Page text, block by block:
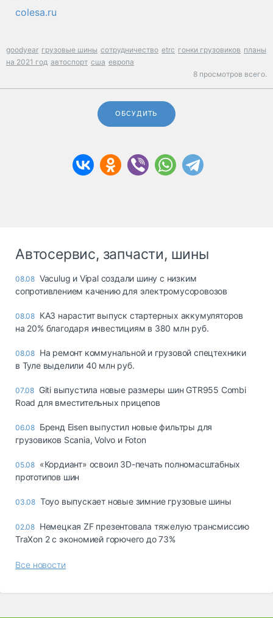
colesa.ru
goodyear грузовые шины сотрудничество etrc гонки грузовиков планы
на 2021 год автоспорт сша европа
8 просмотров всего.
ОБСУДИТЬ
Автосервис, запчасти, шины
08.08 Vaculug и Vipal создали шину с низким
сопротивлением качению для электромусоровозов
08.08 КАЗ нарастит выпуск стартерных аккумуляторов
на 20% благодаря инвестициям в 380 млн руб.
08.08 На ремонт коммунальной и грузовой спецтехники
в Туле выделили 40 млн руб.
07.08 Giti выпустила новые размеры шин GTR955 Combi
Road для вместительных прицепов
06.08 Бренд Eisen выпустил новые фильтры для
грузовиков Scania, Volvo и Foton
05.08 «Кордиант» освоил 3D-печать полномасштабных
прототипов шин
03.08 Toyo выпускает новые зимние грузовые шины
02.08 Немецкая ZF презентовала тяжелую трансмиссию
TraXon 2 с экономией горючего до 73%
Все новости